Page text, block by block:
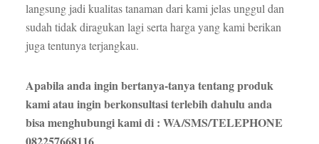
langsung jadi kualitas tanaman dari kami jelas unggul dan
sudah tidak diragukan lagi serta harga yang kami berikan
juga tentunya terjangkau.
Apabila anda ingin bertanya-tanya tentang produk
kami atau ingin berkonsultasi terlebih dahulu anda
bisa menghubungi kami di : WA/SMS/TELEPHONE